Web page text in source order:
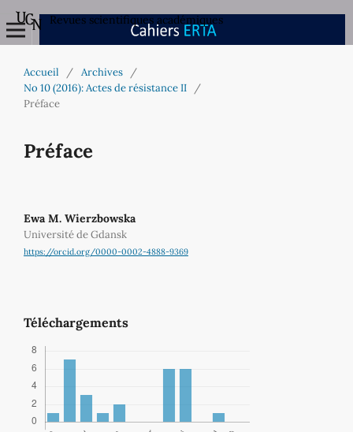
Revues scientifiques académiques
Accueil / Archives
/
No 10 (2016): Actes de résistance II
/
Préface
Préface
Ewa M. Wierzbowska
Université de Gdansk
https://orcid.org/0000-0002-4888-9369
Téléchargements